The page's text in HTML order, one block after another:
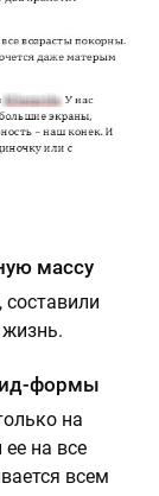
массу
формы
на
на все
всем